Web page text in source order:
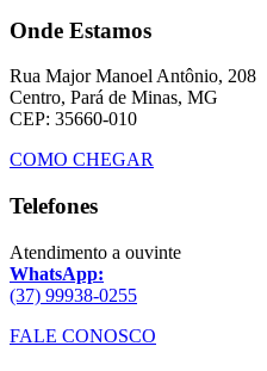
Onde Estamos
Rua Major Manoel Antônio, 208
Centro, Pará de Minas, MG
CEP: 35660-010
COMO CHEGAR
Telefones
Atendimento a ouvinte
WhatsApp:
(37) 99938-0255
FALE CONOSCO